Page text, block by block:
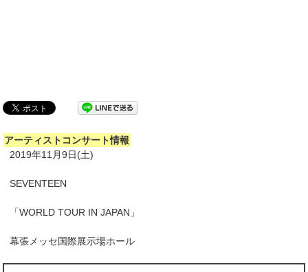
アーティストコンサート情報
2019年11月9日(土)
SEVENTEEN
「WORLD TOUR IN JAPAN」
幕張メッセ国際展示場ホール